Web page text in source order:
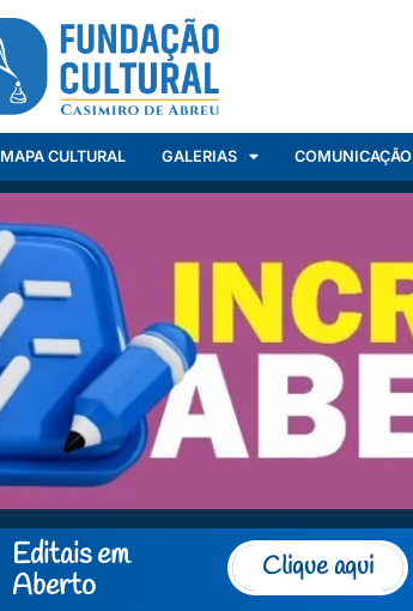
MAPA CULTURAL GALERIAS COMUNICAÇÃO
Editais em
Aberto
Clique aqui